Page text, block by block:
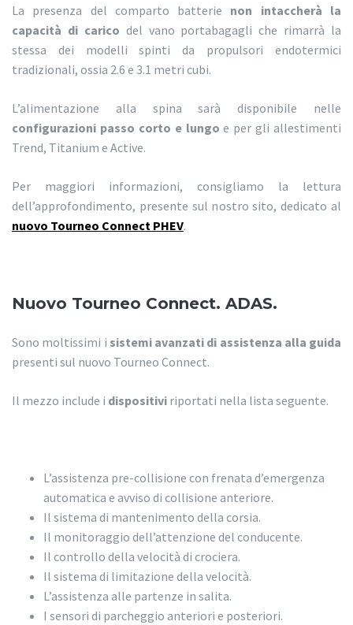
La presenza del comparto batterie non intaccherà la
capacità di carico del vano portabagagli che rimarrà la
stessa dei modelli spinti da propulsori endotermici
tradizionali, ossia 2.6 e 3.1 metri cubi.
L’alimentazione alla spina sarà disponibile nelle
configurazioni passo corto e lungo e per gli allestimenti
Trend, Titanium e Active.
Per maggiori informazioni, consigliamo la lettura
dell’approfondimento, presente sul nostro sito, dedicato al
nuovo Tourneo Connect PHEV.
Nuovo Tourneo Connect. ADAS.
Sono moltissimi i sistemi avanzati di assistenza alla guida
presenti sul nuovo Tourneo Connect.
Il mezzo include i dispositivi riportati nella lista seguente.
L’assistenza pre-collisione con frenata d’emergenza
automatica e avviso di collisione anteriore.
Il sistema di mantenimento della corsia.
Il monitoraggio dell’attenzione del conducente.
Il controllo della velocità di crociera.
Il sistema di limitazione della velocità.
L’assistenza alle partenze in salita.
I sensori di parcheggio anteriori e posteriori.